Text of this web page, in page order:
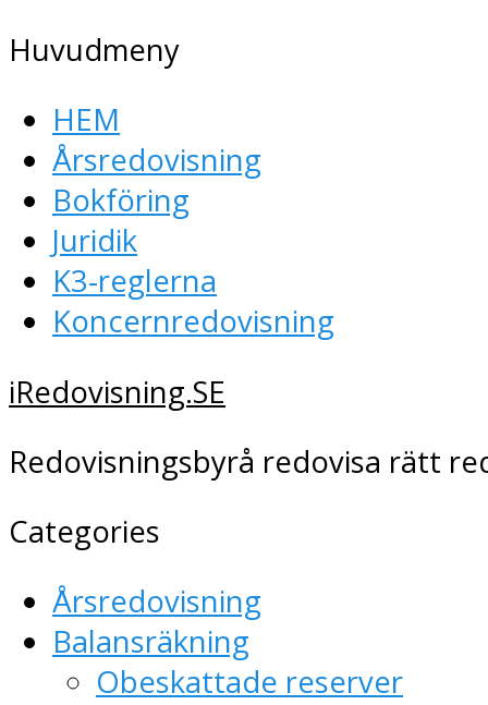
Huvudmeny
HEM
Årsredovisning
Bokföring
Juridik
K3-reglerna
Koncernredovisning
iRedovisning.SE
Redovisningsbyrå redovisa rätt
Categories
Årsredovisning
Balansräkning
Obeskattade reserver